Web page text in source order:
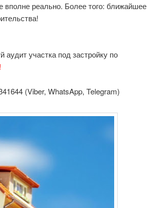
вполне реально. Более того: ближайшее
участка под застройку по
(Viber, WhatsApp, Telegram)